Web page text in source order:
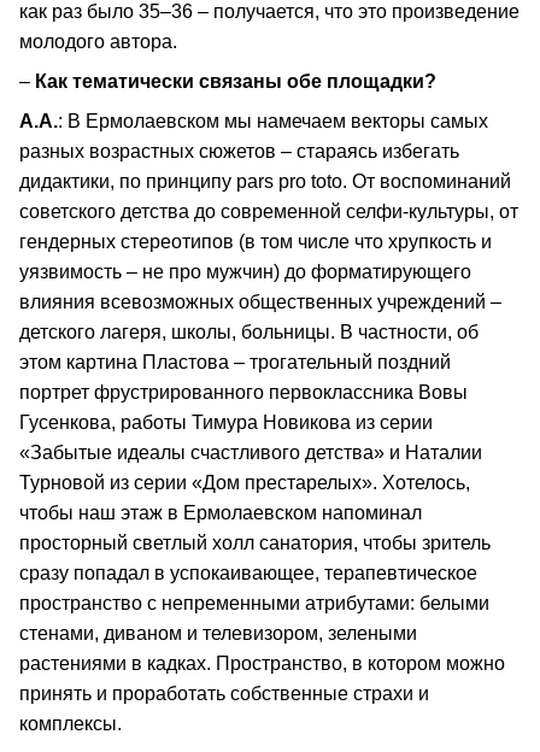
как раз было 35–36 – получается, что это произведение
молодого автора.
– Как тематически связаны обе площадки?
А.А.: В Ермолаевском мы намечаем векторы самых
разных возрастных сюжетов – стараясь избегать
дидактики, по принципу pars pro toto. От воспоминаний
советского детства до современной селфи-культуры, от
гендерных стереотипов (в том числе что хрупкость и
уязвимость – не про мужчин) до форматирующего
влияния всевозможных общественных учреждений –
детского лагеря, школы, больницы. В частности, об
этом картина Пластова – трогательный поздний
портрет фрустрированного первоклассника Вовы
Гусенкова, работы Тимура Новикова из серии
«Забытые идеалы счастливого детства» и Наталии
Турновой из серии «Дом престарелых». Хотелось,
чтобы наш этаж в Ермолаевском напоминал
просторный светлый холл санатория, чтобы зритель
сразу попадал в успокаивающее, терапевтическое
пространство с непременными атрибутами: белыми
стенами, диваном и телевизором, зелеными
растениями в кадках. Пространство, в котором можно
принять и проработать собственные страхи и
комплексы.